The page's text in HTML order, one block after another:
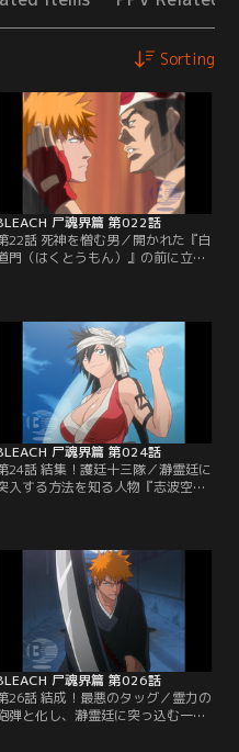
Sorting
尸魂界篇 第022話
22話 死神を憎む男／開かれた『白
門（はくとうもん）』の前に立ち
。驚愕する夜一を横に平然として
いる一護。一方ギンは、一護の名を
聞くといきなり斬魄刀を解放して攻
撃してきた。かろうじて斬月（ざん
げつ）で防御する一護だったが、結
局、門は閉ざされてしまう。【提
供：バンダイチャンネル】
尸魂界篇 第024話
24話 結集！護廷十三隊／瀞霊廷に
入する方法を知る人物『志波空
である。驚く一護達の前で突入方法
を説明する空鶴。それは一護達を霊
力で固めた砲弾にして志波家が誇る
火筒で打ち上げ、空から瀞霊廷に突
っ込むというとてつもない方法だっ
た。無理やり霊力の砲弾を…。【提
供：バンダイチャンネル】
尸魂界篇 第026話
26話 結成！最悪のタッグ／霊力の
弾と化し、瀞霊廷に突っ込む一護